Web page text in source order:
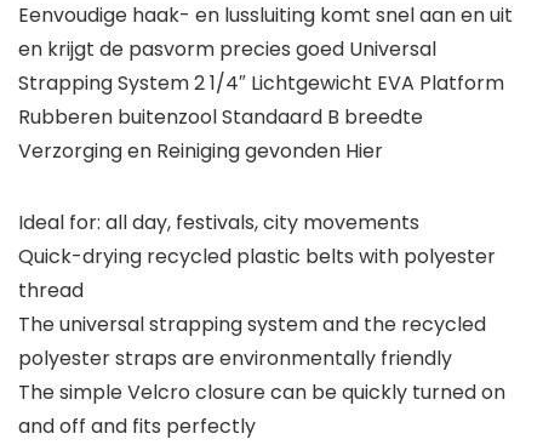
Eenvoudige haak- en lussluiting komt snel aan en uit
en krijgt de pasvorm precies goed Universal
Strapping System 2 1/4″ Lichtgewicht EVA Platform
Rubberen buitenzool Standaard B breedte
Verzorging en Reiniging gevonden Hier
Ideal for: all day, festivals, city movements
Quick-drying recycled plastic belts with polyester
thread
The universal strapping system and the recycled
polyester straps are environmentally friendly
The simple Velcro closure can be quickly turned on
and off and fits perfectly